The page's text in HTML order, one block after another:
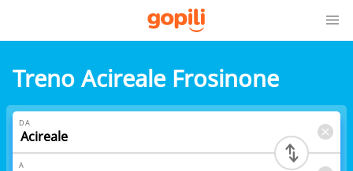
Treno Acireale Frosinone
DA
A